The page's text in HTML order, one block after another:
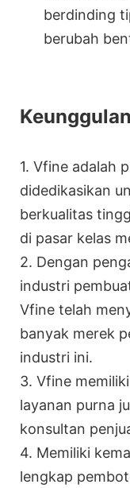
berdinding
berubah
1. Vfine adalah
didedikasikan
berkualitas
di pasar kelas
2. Dengan
industri
Vfine telah
banyak merek
industri ini.
3. Vfine
layanan purna
konsultan
4. Memiliki
lengkap